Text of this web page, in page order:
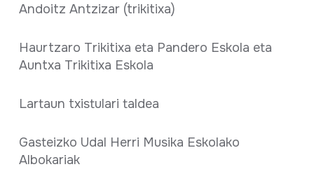
Andoitz Antzizar (trikitixa)
Haurtzaro Trikitixa eta Pandero Eskola eta
Auntxa Trikitixa Eskola
Lartaun txistulari taldea
Gasteizko Udal Herri Musika Eskolako
Albokariak